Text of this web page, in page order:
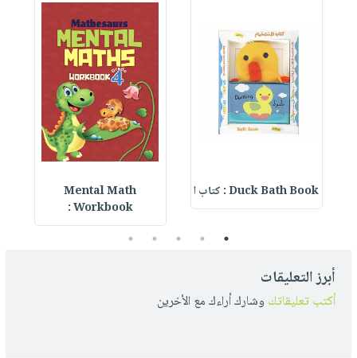
Duck Bath Book : كتاب ا
Mental Math
Workbook :
1
2
3
4
5
أبرز التعليقات
أكتب تعليقاتك وشارك أراءك مع الأخرين